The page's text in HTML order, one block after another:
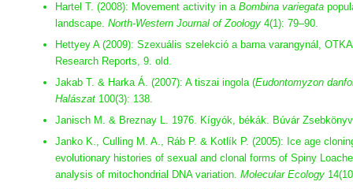
Hartel T. (2008): Movement activity in a Bombina variegata
landscape. North-Western Journal of Zoology 4(1): 79–90.
Hettyey A (2009): Szexuális szelekció a barna varangynál,
Research Reports, 9. old.
Jakab T. & Harka Á. (2007): A tiszai ingola (Eudontomyzon
Halászat 100(3): 138.
Janisch M. & Breznay L. 1976. Kígyók, békák. Búvár
Janko K., Culling M. A., Ráb P. & Kotlík P. (2005): Ice age
evolutionary histories of sexual and clonal forms of Spiny
analysis of mitochondrial DNA variation. Molecular Ecology